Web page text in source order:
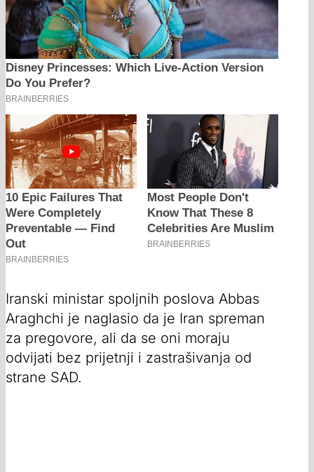
Iranski ministar spoljnih poslova Abbas
Araghchi je naglasio da je Iran spreman
za pregovore, ali da se oni moraju
odvijati bez prijetnji i zastrašivanja od
strane SAD.